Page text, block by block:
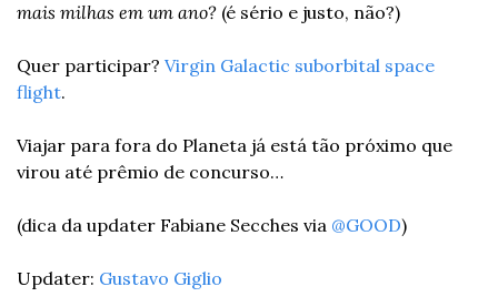
mais milhas em um ano? (é sério e justo, não?)
Quer participar? Virgin Galactic suborbital space
flight.
Viajar para fora do Planeta já está tão próximo que
virou até prêmio de concurso…
(dica da updater Fabiane Secches via @GOOD)
Updater: Gustavo Giglio